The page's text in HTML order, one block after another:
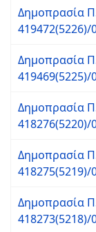
Δημοπρασία
419472(5226)/
Δημοπρασία
419469(5225)/
Δημοπρασία
418276(5220)/
Δημοπρασία
418275(5219)/
Δημοπρασία
418273(5218)/